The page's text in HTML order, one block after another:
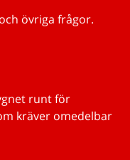
övriga frågor.
runt för
kräver omedelbar